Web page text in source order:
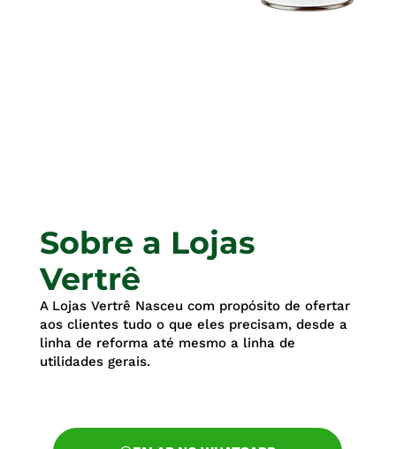
Sobre a Lojas
Vertrê
A Lojas Vertrê Nasceu com propósito de ofertar
aos clientes tudo o que eles precisam, desde a
linha de reforma até mesmo a linha de
utilidades gerais.